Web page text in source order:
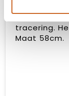
Katoenen
gerecyclede
tracering.
Maat 58cm.